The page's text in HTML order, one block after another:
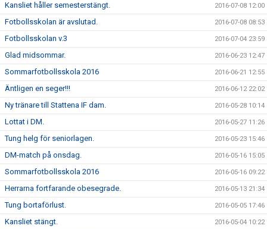
Kansliet håller semesterstängt. 2016-07-08 12:00
Fotbollsskolan är avslutad. 2016-07-08 08:53
Fotbollsskolan v.3 2016-07-04 23:59
Glad midsommar. 2016-06-23 12:47
Sommarfotbollsskola 2016 2016-06-21 12:55
Äntligen en seger!!! 2016-06-12 22:02
Ny tränare till Stattena IF dam. 2016-05-28 10:14
Lottat i DM. 2016-05-27 11:26
Tung helg för seniorlagen. 2016-05-23 15:46
DM-match på onsdag. 2016-05-16 15:05
Sommarfotbollsskola 2016 2016-05-16 09:22
Herrarna fortfarande obesegrade. 2016-05-13 21:34
Tung bortaförlust. 2016-05-05 17:46
Kansliet stängt. 2016-05-04 10:22